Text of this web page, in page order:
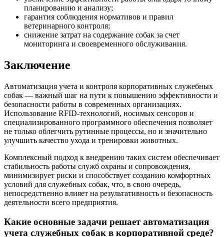
планированию и анализу;
гарантия соблюдения нормативов и правил
ветеринарного контроля;
снижение затрат на содержание собак за счет
мониторинга и своевременного обслуживания.
Заключение
Автоматизация учета и контроля корпоративных служебных
собак — важный шаг на пути к повышению эффективности и
безопасности работы в современных организациях.
Использование RFID-технологий, носимых сенсоров и
специализированного программного обеспечения позволяет
не только облегчить рутинные процессы, но и значительно
улучшить качество ухода и тренировки животных.
Комплексный подход к внедрению таких систем обеспечивает
стабильность работы служб охраны и сопровождения,
минимизирует риски и способствует созданию комфортных
условий для служебных собак, что, в свою очередь,
непосредственно влияет на результативность и безопасность
деятельности всего предприятия.
Какие основные задачи решает автоматизация
учета служебных собак в корпоративной среде?